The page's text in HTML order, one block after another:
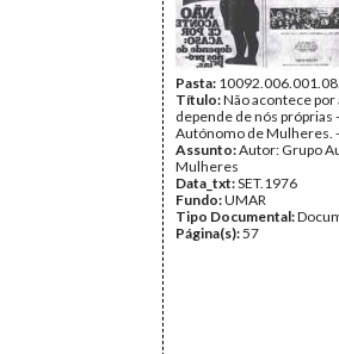
Pasta:
Título:Não acontece por
depende de nós próprias
Autónomo de Mulheres. -
Assunto:Autor: Grupo
Mulheres
Data_txt:SET.1976
Fundo:UMAR
Tipo Documental:
Página(s):57